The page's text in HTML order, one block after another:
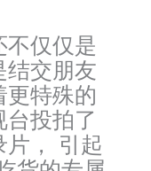
不仅仅是
结交朋友
更特殊的
投拍了
片， 引起